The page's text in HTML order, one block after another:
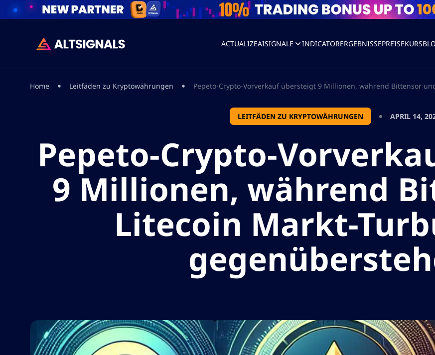
ACTUALIZEAISIGNALE INDICATORERGEBNISSEPREISEKURS
Home • Leitfäden zu Kryptowährungen • Pepeto-Crypto-Vorverkauf übersteigt 9 Millionen, während Bittensor
LEITFÄDEN ZU KRYPTOWÄHRUNGEN APRIL 14,
Pepeto-Crypto-
9 Millionen, während
Litecoin Markt-